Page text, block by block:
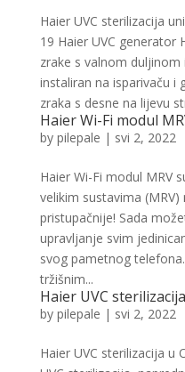
Haier UVC sterilizacija
19 Haier UVC generator
zrake s valnom
instaliran na isparivaču i
zraka s desne na lijevu
Haier Wi-Fi modul
by pilepale | svi 2, 2022
Haier Wi-Fi modul MRV
velikim sustavima
pristupačnije! Sada
upravljanje svim
svog pametnog
tržišnim...
Haier UVC
by pilepale | svi 2, 2022
Haier UVC sterilizacija u